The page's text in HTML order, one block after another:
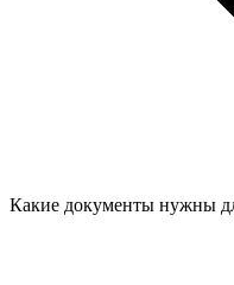
Какие документы нужны